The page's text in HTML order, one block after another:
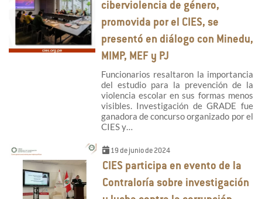
ciberviolencia de género,
promovida por el CIES, se
presentó en diálogo con Minedu,
MIMP, MEF y PJ
Funcionarios resaltaron la importancia
del estudio para la prevención de la
violencia escolar en sus formas menos
visibles. Investigación de GRADE fue
ganadora de concurso organizado por el
CIES y…
19 de junio de 2024
CIES participa en evento de la
Contraloría sobre investigación